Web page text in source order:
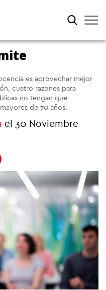
es aprovechar mejor
cuatro razones para
no tengan que
de 70 años.
el 30 Noviembre